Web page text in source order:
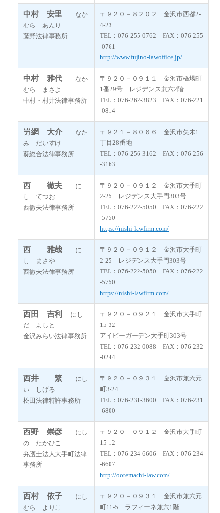
中村 安里 なか
むら あんり
藤野法律事務所
〒９２０－８２０２ 金沢市西都2-
4-23
TEL：076-255-0762 FAX：076-255
-0761
http://www.fujino-lawoffice.jp/
中村 雅代 なか
むら まさよ
中村・村井法律事務所
〒９２０－０９１１ 金沢市橋場町
1番29号 レジデンス兼六2階
TEL：076-262-3823 FAX：076-221
-0814
屶網 大介 なた
み だいすけ
葵総合法律事務所
〒９２１－８０６６ 金沢市矢木1
丁目28番地
TEL：076-256-3162 FAX：076-256
-3163
西 徹夫 に
し てつお
西徹夫法律事務所
〒９２０－０９１２ 金沢市大手町
2-25 レジデンス大手門303号
TEL：076-222-5050 FAX：076-222
-5750
https://nishi-lawfirm.com/
西 雅哉 に
し まさや
西徹夫法律事務所
〒９２０－０９１２ 金沢市大手町
2-25 レジデンス大手門303号
TEL：076-222-5050 FAX：076-222
-5750
https://nishi-lawfirm.com/
西田 吉利
にし
だ よしと
金沢みらい法律事務所
〒９２０－０９２１ 金沢市大手町
15-32
アイビーガーデン大手町303号
TEL：076-232-0088 FAX：076-232
-0244
西井 繁 にし
い しげる
松田法律特許事務所
〒９２０－０９３１ 金沢市兼六元
町3-24
TEL：076-231-3600 FAX：076-231
-6800
西野 崇彦 にし
の たかひこ
弁護士法人大手町法律
事務所
〒９２０－０９１２ 金沢市大手町
15-12
TEL：076-234-6606 FAX：076-234
-6607
http://ootemachi-law.com/
西村 依子 にし
むら よりこ
〒９２０－０９３１ 金沢市兼六元
町11-5 ラフィーネ兼六1階